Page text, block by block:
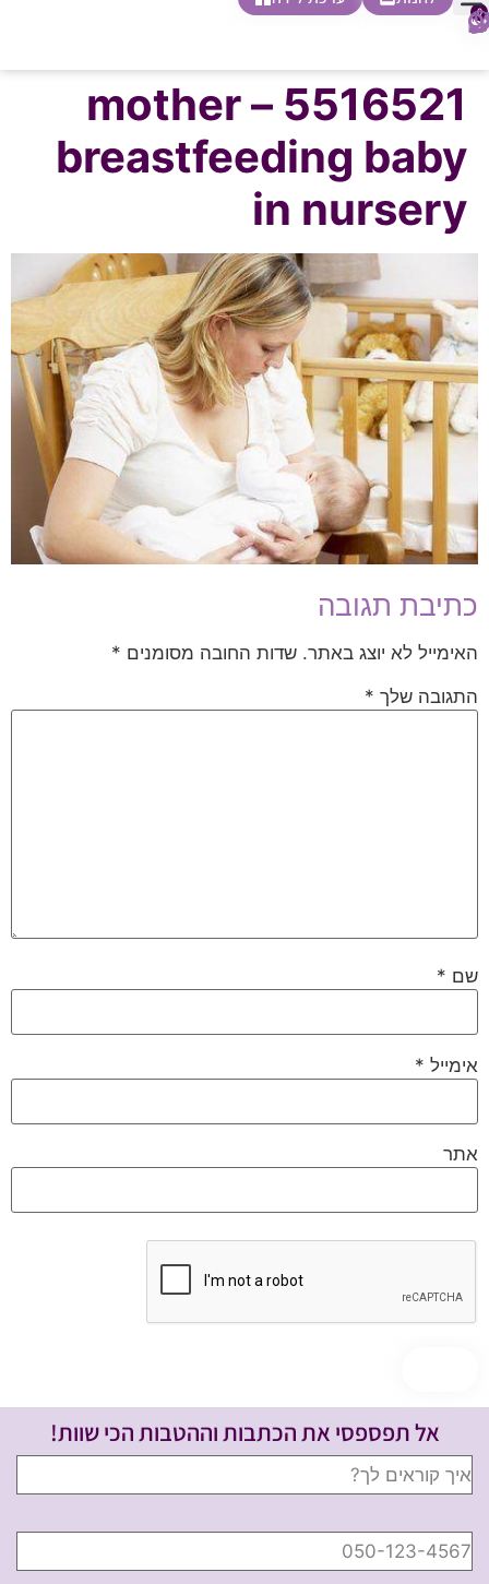
0
5516521 – mother
breastfeeding baby
in nursery
כתיבת תגובה
האימייל לא יוצג באתר. שדות החובה מסומנים *
התגובה שלך *
שם *
אימייל *
אתר
אל תפספסי את הכתבות וההטבות הכי שוות!